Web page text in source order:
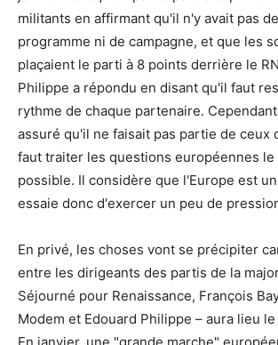
militants en affirmant qu'il n'y avait pas
programme ni de campagne, et que les
plaçaient le parti à 8 points derrière le
Philippe a répondu en disant qu'il faut
rythme de chaque partenaire.
assuré qu'il ne faisait pas partie de ceux
faut traiter les questions européennes le
possible. Il considère que l'Europe est
essaie donc d'exercer un peu de
En privé, les choses vont se précipiter
entre les dirigeants des partis de la
Séjourné pour Renaissance, François
Modem et Edouard Philippe – aura lieu